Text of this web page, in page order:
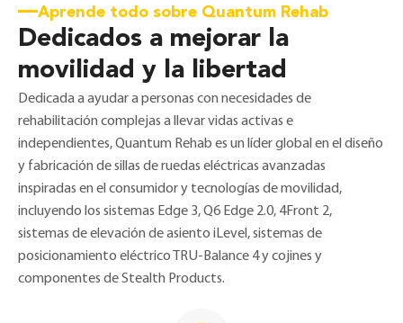
Aprende todo sobre Quantum Rehab
Dedicados a mejorar la
movilidad y la libertad
Dedicada a ayudar a personas con necesidades de
rehabilitación complejas a llevar vidas activas e
independientes, Quantum Rehab es un líder global en el diseño
y fabricación de sillas de ruedas eléctricas avanzadas
inspiradas en el consumidor y tecnologías de movilidad,
incluyendo los sistemas Edge 3, Q6 Edge 2.0, 4Front 2,
sistemas de elevación de asiento iLevel, sistemas de
posicionamiento eléctrico TRU-Balance 4 y cojines y
componentes de Stealth Products.